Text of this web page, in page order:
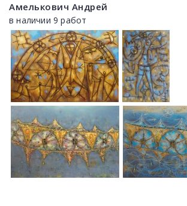
Амелькович Андрей
в наличии 9 работ